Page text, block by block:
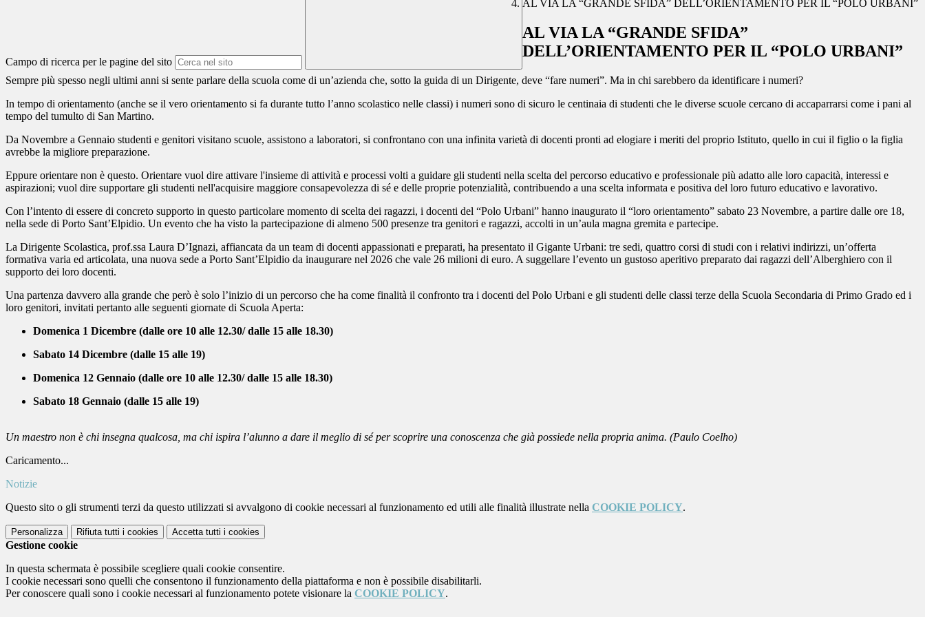
Campo di ricerca per le pagine del sito
AL VIA LA “GRANDE SFIDA” DELL’ORIENTAMENTO PER IL “POLO URBANI”
AL VIA LA “GRANDE SFIDA”
DELL’ORIENTAMENTO PER IL “POLO URBANI”
Sempre più spesso negli ultimi anni si sente parlare della scuola come di un’azienda che, sotto la guida di un Dirigente, deve “fare numeri”. Ma in chi sarebbero da identificare i numeri?
In tempo di orientamento (anche se il vero orientamento si fa durante tutto l’anno scolastico nelle classi) i numeri sono di sicuro le centinaia di studenti che le diverse scuole cercano di accaparrarsi come i pani al
tempo del tumulto di San Martino.
Da Novembre a Gennaio studenti e genitori visitano scuole, assistono a laboratori, si confrontano con una infinita varietà di docenti pronti ad elogiare i meriti del proprio Istituto, quello in cui il figlio o la figlia
avrebbe la migliore preparazione.
Eppure orientare non è questo. Orientare vuol dire attivare l'insieme di attività e processi volti a guidare gli studenti nella scelta del percorso educativo e professionale più adatto alle loro capacità, interessi e
aspirazioni; vuol dire supportare gli studenti nell'acquisire maggiore consapevolezza di sé e delle proprie potenzialità, contribuendo a una scelta informata e positiva del loro futuro educativo e lavorativo.
Con l’intento di essere di concreto supporto in questo particolare momento di scelta dei ragazzi, i docenti del “Polo Urbani” hanno inaugurato il “loro orientamento” sabato 23 Novembre, a partire dalle ore 18,
nella sede di Porto Sant’Elpidio. Un evento che ha visto la partecipazione di almeno 500 presenze tra genitori e ragazzi, accolti in un’aula magna gremita e partecipe.
La Dirigente Scolastica, prof.ssa Laura D’Ignazi, affiancata da un team di docenti appassionati e preparati, ha presentato il Gigante Urbani: tre sedi, quattro corsi di studi con i relativi indirizzi, un’offerta
formativa varia ed articolata, una nuova sede a Porto Sant’Elpidio da inaugurare nel 2026 che vale 26 milioni di euro. A suggellare l’evento un gustoso aperitivo preparato dai ragazzi dell’Alberghiero con il
supporto dei loro docenti.
Una partenza davvero alla grande che però è solo l’inizio di un percorso che ha come finalità il confronto tra i docenti del Polo Urbani e gli studenti delle classi terze della Scuola Secondaria di Primo Grado ed i
loro genitori, invitati pertanto alle seguenti giornate di Scuola Aperta:
Domenica 1 Dicembre (dalle ore 10 alle 12.30/ dalle 15 alle 18.30)
Sabato 14 Dicembre (dalle 15 alle 19)
Domenica 12 Gennaio (dalle ore 10 alle 12.30/ dalle 15 alle 18.30)
Sabato 18 Gennaio (dalle 15 alle 19)
Un maestro non è chi insegna qualcosa, ma chi ispira l’alunno a dare il meglio di sé per scoprire una conoscenza che già possiede nella propria anima. (Paulo Coelho)
Caricamento...
Notizie
Questo sito o gli strumenti terzi da questo utilizzati si avvalgono di cookie necessari al funzionamento ed utili alle finalità illustrate nella COOKIE POLICY.
Personalizza Rifiuta tutti i cookies Accetta tutti i cookies
Gestione cookie
In questa schermata è possibile scegliere quali cookie consentire.
I cookie necessari sono quelli che consentono il funzionamento della piattaforma e non è possibile disabilitarli.
Per conoscere quali sono i cookie necessari al funzionamento potete visionare la COOKIE POLICY.